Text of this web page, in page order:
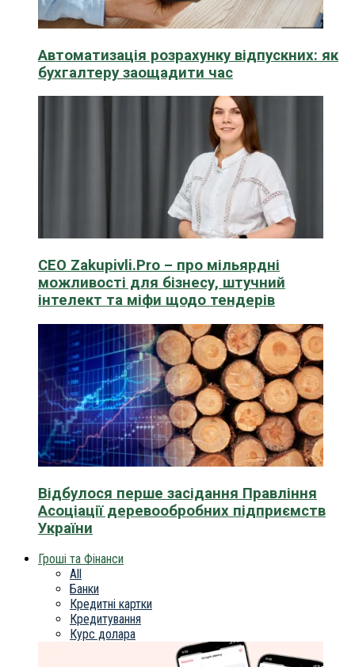
Автоматизація розрахунку відпускних: як
бухгалтеру заощадити час
CEO Zakupivli.Pro – про мільярдні
можливості для бізнесу, штучний
інтелект та міфи щодо тендерів
Відбулося перше засідання Правління
Асоціації деревообробних підприємств
України
Гроші та Фінанси
All
Банки
Кредитні картки
Кредитування
Курс долара